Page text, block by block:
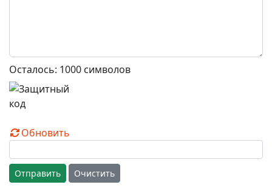
Осталось: 1000 символов
Обновить
Отправить Очистить